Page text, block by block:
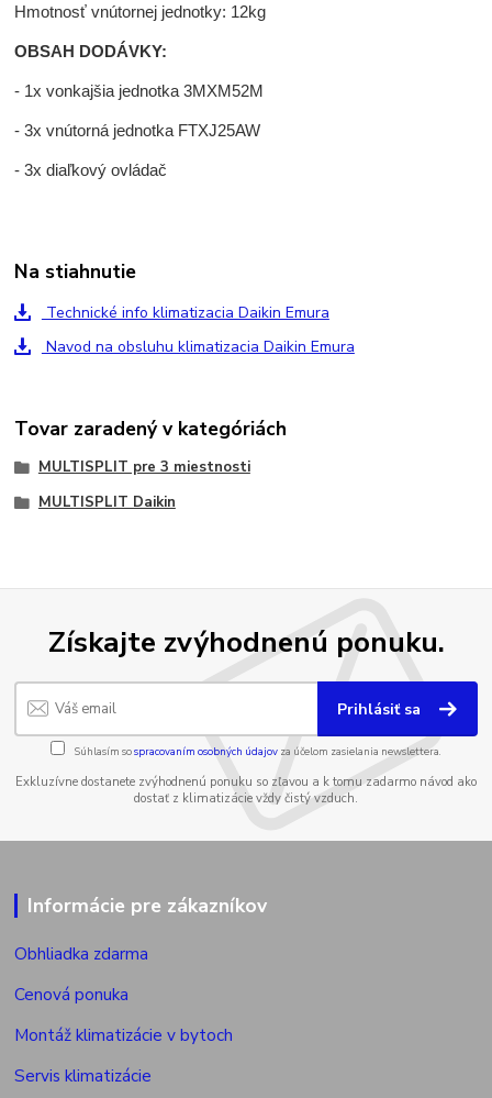
Hmotnosť vnútornej jednotky: 12kg
OBSAH DODÁVKY:
- 1x vonkajšia jednotka 3MXM52M
- 3x vnútorná jednotka FTXJ25AW
- 3x diaľkový ovládač
Na stiahnutie
Technické info klimatizacia Daikin Emura
Navod na obsluhu klimatizacia Daikin Emura
Tovar zaradený v kategóriách
MULTISPLIT pre 3 miestnosti
MULTISPLIT Daikin
Získajte zvýhodnenú ponuku.
Prihlásiť sa
Súhlasím sospracovaním osobných údajov za účelom zasielania newslettera.
Exkluzívne dostanete zvýhodnenú ponuku so zľavou a k tomu zadarmo návod ako
dostať z klimatizácie vždy čistý vzduch.
Informácie pre zákazníkov
Obhliadka zdarma
Cenová ponuka
Montáž klimatizácie v bytoch
Servis klimatizácie